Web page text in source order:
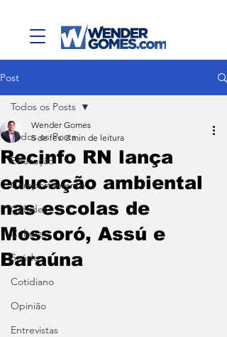
Post
Todos os Posts
Educação
Comportamento
Cidades
Cultura
Saúde
Cotidiano
Opinião
Entrevistas
Todos os Posts
Recinfo RN lança
educação ambiental
nas escolas de
Mossoró, Assú e
Baraúna
Wender Gomes
5 de fev. 3 min de leitura